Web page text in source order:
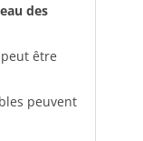
des
être
peuvent